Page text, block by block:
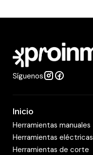
d
Síguenos
Inicio
Herramientas manuales
Herramientas eléctricas
Herramientas de corte